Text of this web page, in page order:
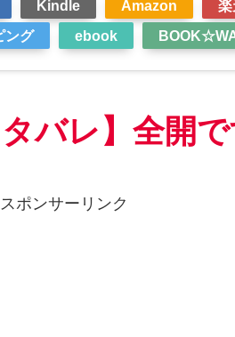
Kindle Amazon
楽
ング
ebook
バレ】全開で
スポンサーリンク